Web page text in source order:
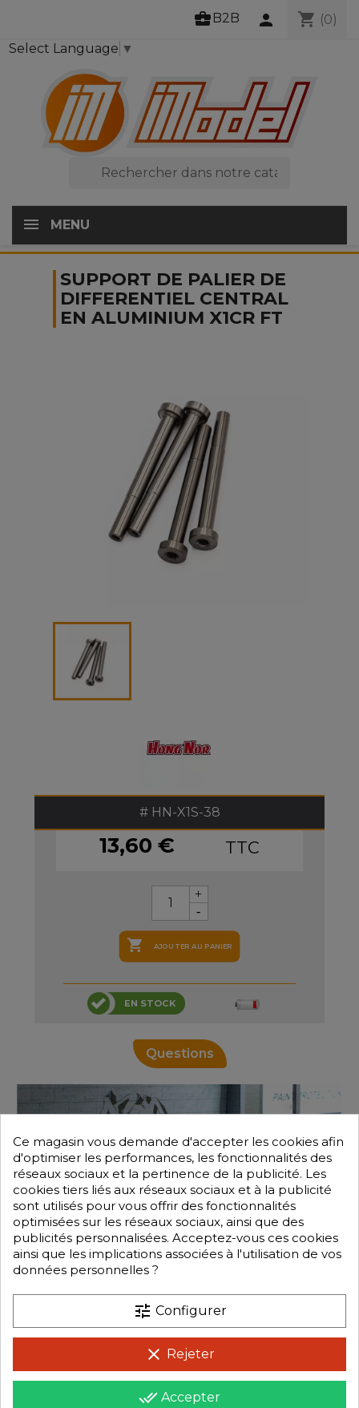
business_center B2B shopping_cart (0)
person

MENU
Select Language ▼
SUPPORT DE PALIER DE
DIFFERENTIEL CENTRAL
EN ALUMINIUM X1CR FT
HN-X1S-38
13,60 € TTC
 AJOUTER AU PANIER
EN STOCK
Questions
Ce magasin vous demande d'accepter les cookies afin
d'optimiser les performances, les fonctionnalités des
réseaux sociaux et la pertinence de la publicité. Les
cookies tiers liés aux réseaux sociaux et à la publicité
sont utilisés pour vous offrir des fonctionnalités
optimisées sur les réseaux sociaux, ainsi que des
publicités personnalisées. Acceptez-vous ces cookies
ainsi que les implications associées à l'utilisation de vos
données personnelles ?
tune Configurer
clear Rejeter
done_all Accepter